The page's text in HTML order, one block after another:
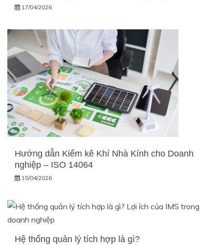
17/04/2026
Hướng dẫn Kiểm kê Khí Nhà Kính cho Doanh
nghiệp – ISO 14064
15/04/2026
Hệ thống quản lý tích hợp là gì?